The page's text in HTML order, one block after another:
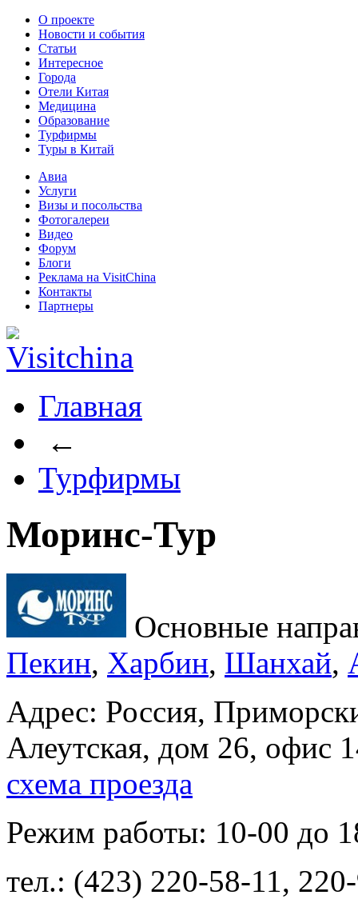
О проекте
Новости и события
Статьи
Интересное
Города
Отели Китая
Медицина
Образование
Турфирмы
Туры в Китай
Авиа
Услуги
Визы и посольства
Фотогалереи
Видео
Форум
Блоги
Реклама на VisitChina
Контакты
Партнеры
Главная
←
Турфирмы
Моринс-Тур
Основные
Пекин, Харбин, Шанхай,
Адрес: Россия,
Алеутская, дом 26, офис
схема проезда
Режим работы: 10-00 до
тел.: (423) 220-58-11,